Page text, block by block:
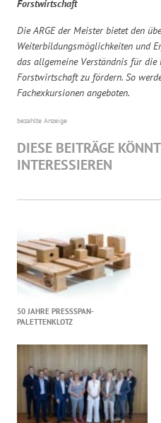
Forstwirtschaft
Die ARGE der Meister bietet den
Weiterbildungsmöglichkeiten und
das allgemeine Verständnis für
Forstwirtschaft zu fördern. So
Fachexkursionen angeboten.
bezahlte Anzeige
DIESE BEITRÄGE
INTERESSIEREN
50 JAHRE PRESSSPAN-
PALETTENKLOTZ